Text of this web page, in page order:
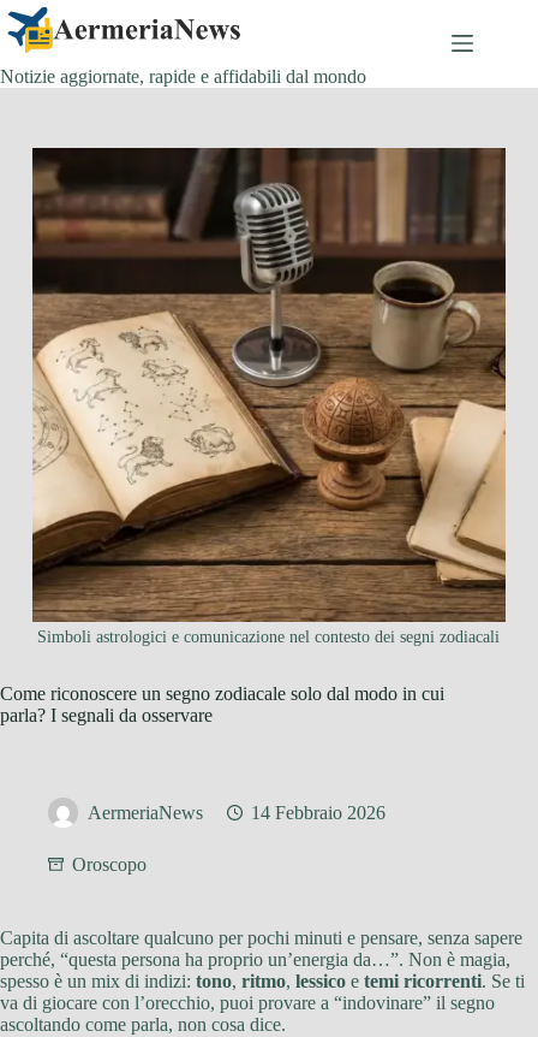
Salta
al
contenuto
Notizie aggiornate, rapide e affidabili dal mondo
Simboli astrologici e comunicazione nel contesto dei segni zodiacali
Come riconoscere un segno zodiacale solo dal modo in cui
parla? I segnali da osservare
AermeriaNews 14 Febbraio 2026
Oroscopo
Capita di ascoltare qualcuno per pochi minuti e pensare, senza sapere
perché, “questa persona ha proprio un’energia da…”. Non è magia,
spesso è un mix di indizi: tono, ritmo, lessico e temi ricorrenti. Se ti
va di giocare con l’orecchio, puoi provare a “indovinare” il segno
ascoltando come parla, non cosa dice.